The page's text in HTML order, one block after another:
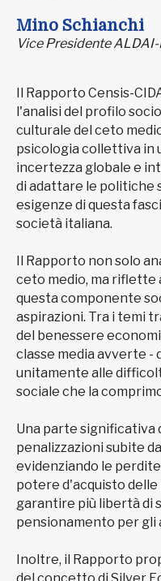
Mino Schianchi
Vice Presidente
Il Rapporto Censis-
l'analisi del profilo
culturale del ceto
psicologia collettiva in
incertezza globale e
di adattare le politiche
esigenze di questa
società italiana.
Il Rapporto non solo
ceto medio, ma riflette
questa componente
aspirazioni. Tra i temi
del benessere
classe media avverte -
unitamente alle
sociale che la
Una parte significativa
penalizzazioni subite
evidenziando le
potere d'acquisto delle
garantire più libertà di
pensionamento per gli
Inoltre, il Rapporto